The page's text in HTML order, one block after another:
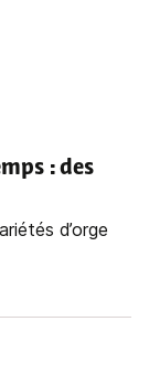
: des
d’orge